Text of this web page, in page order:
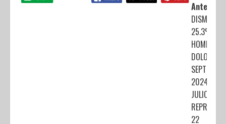
Anterior:
DISMINUYE
25.3% EL
HOMICIDIO
DOLOSO DE
2024 A
JULIO
22